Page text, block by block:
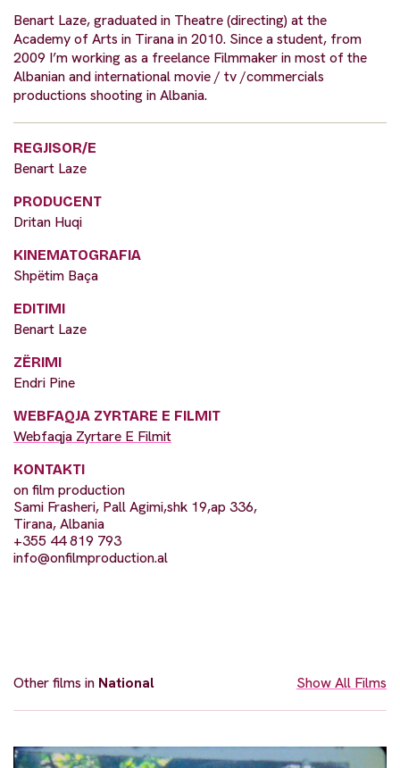
Benart Laze, graduated in Theatre (directing) at the
Academy of Arts in Tirana in 2010. Since a student, from
2009 I’m working as a freelance Filmmaker in most of the
Albanian and international movie / tv /commercials
productions shooting in Albania.
REGJISOR/E
Benart Laze
PRODUCENT
Dritan Huqi
KINEMATOGRAFIA
Shpëtim Baça
EDITIMI
Benart Laze
ZËRIMI
Endri Pine
WEBFAQJA ZYRTARE E FILMIT
Webfaqja Zyrtare E Filmit
KONTAKTI
on film production
Sami Frasheri, Pall Agimi,shk 19,ap 336,
Tirana, Albania
+355 44 819 793
info@onfilmproduction.al
Other films in National Show All Films